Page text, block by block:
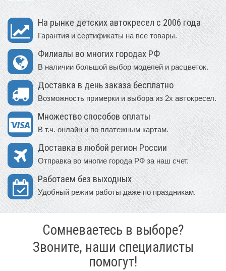
На рынке детских автокресел с 2006 года
Гарантия и сертификаты на все товары.
Филиалы во многих городах РФ
В наличии большой выбор моделей и расцветок.
Доставка в день заказа бесплатно
Возможность примерки и выбора из 2х автокресел.
Множество способов оплаты
В т.ч. онлайн и по платежным картам.
Доставка в любой регион России
Отправка во многие города РФ за наш счет.
Работаем без выходных
Удобный режим работы даже по праздникам.
Сомневаетесь в выборе?
Звоните, наши специалисты
помогут!